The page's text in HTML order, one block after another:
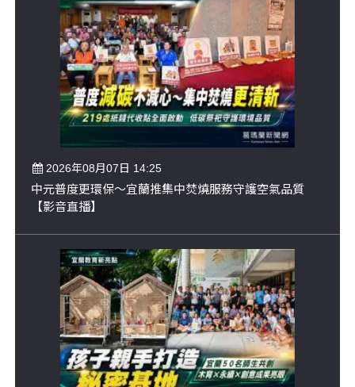
2026年08月07日 14:25
中元普度更環保～宜蘭推集中焚燒服務守護空氣品質
【影音直播】